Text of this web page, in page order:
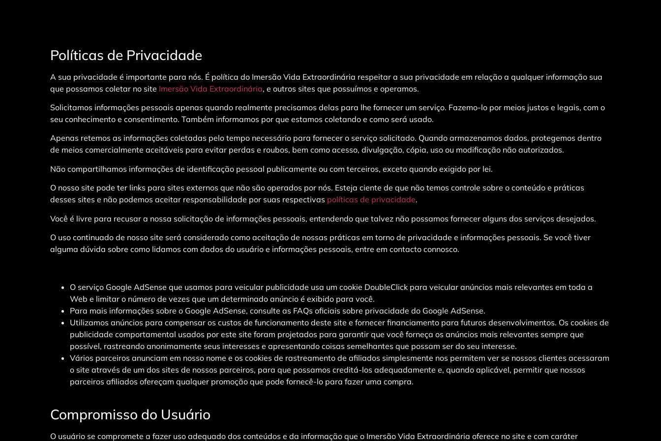
Políticas de Privacidade
A sua privacidade é importante para nós. É política do Imersão Vida Extraordinária respeitar a sua privacidade em relação a qualquer informação sua
que possamos coletar no site Imersão Vida Extraordinária, e outros sites que possuímos e operamos.
Solicitamos informações pessoais apenas quando realmente precisamos delas para lhe fornecer um serviço. Fazemo-lo por meios justos e legais, com o
seu conhecimento e consentimento. Também informamos por que estamos coletando e como será usado.
Apenas retemos as informações coletadas pelo tempo necessário para fornecer o serviço solicitado. Quando armazenamos dados, protegemos dentro
de meios comercialmente aceitáveis ​​para evitar perdas e roubos, bem como acesso, divulgação, cópia, uso ou modificação não autorizados.
Não compartilhamos informações de identificação pessoal publicamente ou com terceiros, exceto quando exigido por lei.
O nosso site pode ter links para sites externos que não são operados por nós. Esteja ciente de que não temos controle sobre o conteúdo e práticas
desses sites e não podemos aceitar responsabilidade por suas respectivas políticas de privacidade.
Você é livre para recusar a nossa solicitação de informações pessoais, entendendo que talvez não possamos fornecer alguns dos serviços desejados.
O uso continuado de nosso site será considerado como aceitação de nossas práticas em torno de privacidade e informações pessoais. Se você tiver
alguma dúvida sobre como lidamos com dados do usuário e informações pessoais, entre em contacto connosco.
O serviço Google AdSense que usamos para veicular publicidade usa um cookie DoubleClick para veicular anúncios mais relevantes em toda a
Web e limitar o número de vezes que um determinado anúncio é exibido para você.
Para mais informações sobre o Google AdSense, consulte as FAQs oficiais sobre privacidade do Google AdSense.
Utilizamos anúncios para compensar os custos de funcionamento deste site e fornecer financiamento para futuros desenvolvimentos. Os cookies de
publicidade comportamental usados ​​por este site foram projetados para garantir que você forneça os anúncios mais relevantes sempre que
possível, rastreando anonimamente seus interesses e apresentando coisas semelhantes que possam ser do seu interesse.
Vários parceiros anunciam em nosso nome e os cookies de rastreamento de afiliados simplesmente nos permitem ver se nossos clientes acessaram
o site através de um dos sites de nossos parceiros, para que possamos creditá-los adequadamente e, quando aplicável, permitir que nossos
parceiros afiliados ofereçam qualquer promoção que pode fornecê-lo para fazer uma compra.
Compromisso do Usuário
O usuário se compromete a fazer uso adequado dos conteúdos e da informação que o Imersão Vida Extraordinária oferece no site e com caráter